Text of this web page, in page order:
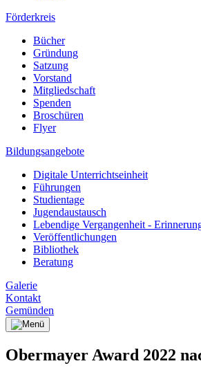
Förderkreis
Bücher
Gründung
Satzung
Vorstand
Mitgliedschaft
Spenden
Broschüren
Flyer
Bildungsangebote
Digitale Unterrichtseinheit
Führungen
Studientage
Jugendaustausch
Lebendige Vergangenheit -
Veröffentlichungen
Bibliothek
Beratung
Galerie
Kontakt
Gemünden
Obermayer Award 2022